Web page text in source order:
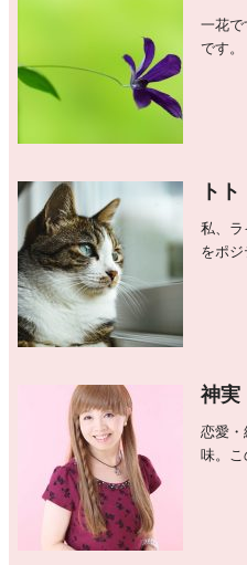
一花
です
トト
私、ラ
をポ
神実
恋愛
味。